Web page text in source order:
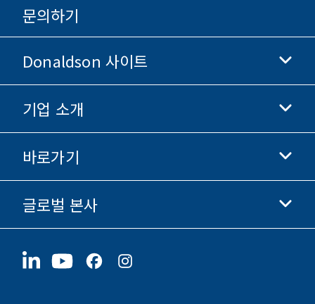
문의하기
Donaldson 사이트
Donaldson 생명과학
Donaldson 쇼핑
기업 소개
기업 정보
윤리 및 준법 경영
채용 정보
바로가기
투자자 정보
협력업체
지속가능성
글로벌 본사
1400 W 94th Street